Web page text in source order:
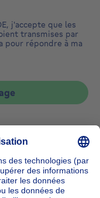
j'accepte que les
transmises par
pour répondre à ma